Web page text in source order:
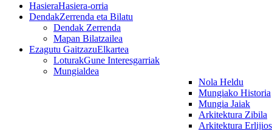
HasieraHasiera-orria
DendakZerrenda eta Bilatu
Dendak Zerrenda
Mapan Bilatzailea
Ezagutu GaitzazuElkartea
LoturakGune Interesgarriak
Mungialdea
Nola Heldu
Mungiako Historia
Mungia Jaiak
Arkitektura Zibila
Arkitektura